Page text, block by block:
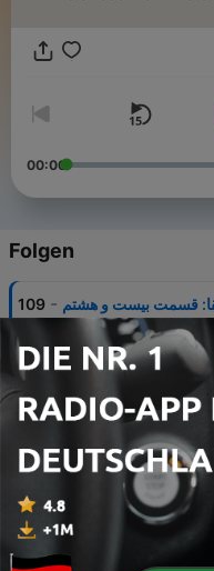
زادهگرافیک خورشید آزادی
00:00
Folgen
109 - قسمت بیست و هشتم
29 Mai 2026
108 - قسمت بیست و هفتم
12 Dez. 2025
107 - ششم - اهلی سازی گاو
02 Nov. 2025
106 - پنجم - رازهای جمجمه
چینی
05 Okt. 2025